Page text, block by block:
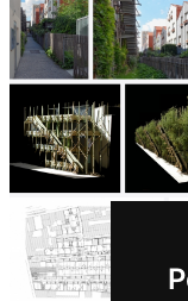
architektů
Katalog
dodavatelů
Vložit
inzerát
do
burzy
práce
Newsletter
Přihlaste se k odběru
týdenního newsletteru: